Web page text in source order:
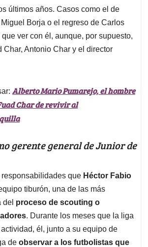
últimos años. Casos como el de
Borja o el regreso de Carlos
ver con él, aunque, por supuesto,
Char, Antonio Char y el director
Alberto Mario Pumarejo, el hombre
Char de revivir al
gerente general de Junior de
que Héctor Fabio
tiburón, una de las más
del proceso de scouting o
. Durante los meses que la liga
él, junto a su equipo de
de observar a los futbolistas que